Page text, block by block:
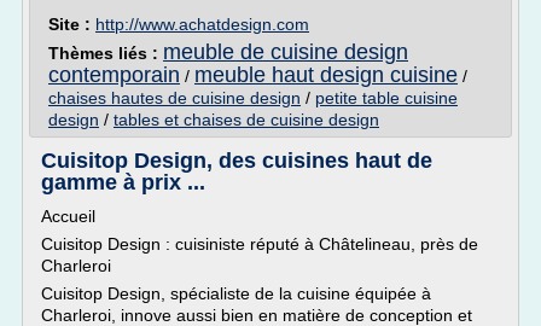
Site : http://www.achatdesign.com
Thèmes liés : meuble de cuisine design
contemporain / meuble haut design cuisine /
chaises hautes de cuisine design / petite table cuisine
design / tables et chaises de cuisine design
Cuisitop Design, des cuisines haut de
gamme à prix ...
Accueil
Cuisitop Design : cuisiniste réputé à Châtelineau, près de
Charleroi
Cuisitop Design, spécialiste de la cuisine équipée à
Charleroi, innove aussi bien en matière de conception et